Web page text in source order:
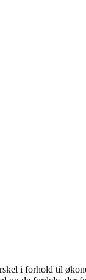
i forhold til